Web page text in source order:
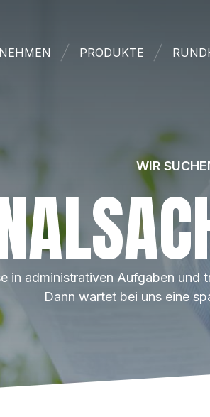
PRODUKTE
WIR
in administrativen Aufgaben
Dann wartet bei uns eine